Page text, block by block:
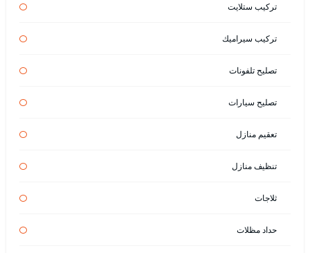
تركيب ستلايت
تركيب سيراميك
تصليح تلفونات
تصليح سيارات
تعقيم منازل
تنظيف منازل
ثلاجات
حداد مظلات